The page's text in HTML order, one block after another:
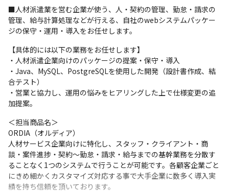
■人材派遣業を営む企業が使う、人・契約の管理、勤怠・請求の
管理、給与計算処理などが行える、自社のwebシステムパッケー
ジの保守・運用・導入をお任せします。
【具体的には以下の業務をお任せします】
・人材派遣企業向けのパッケージの提案・保守・導入
・Java、MySQL、PostgreSQLを使用した開発（設計書作成、結
合テスト）
・営業と協力し、運用の悩みをヒアリングした上で仕様変更の追
加提案。
＜担当商品名＞
ORDIA（オルディア）
人材サービス企業向けに特化し、スタッフ・クライアント・商
談・案件進捗・契約～勤怠・請求・給与までの基幹業務を分散す
ることなく1つのシステムで行うことが可能です。各顧客企業ごと
にきめ細かくカスタマイズ対応する事で大手企業に数多く導入実
績を持ち信頼を頂いております。